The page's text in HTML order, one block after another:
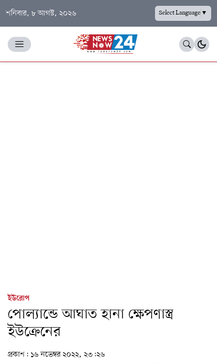
শনিবার, ৮ আগস্ট, ২০২৬ Select Language▼
ইউরোপ
পোল্যান্ডে আঘাত হানা ক্ষেপণাস্ত্র
ইউক্রেনের
প্রকাশ: ১৬ নভেম্বর ২০২২, ২৩:২৬